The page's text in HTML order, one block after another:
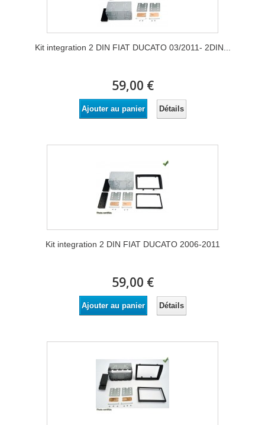
Kit integration 2 DIN FIAT DUCATO 03/2011- 2DIN...
59,00 €
Ajouter au panier Détails
Kit integration 2 DIN FIAT DUCATO 2006-2011
59,00 €
Ajouter au panier Détails